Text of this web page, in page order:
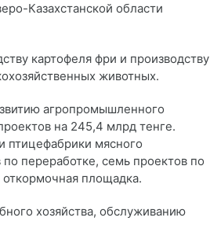
Казахстанской области
картофеля фри и производству
животных.
агропромышленного
на 245,4 млрд тенге.
птицефабрики мясного
переработке, семь проектов по
площадка.
хозяйства, обслуживанию